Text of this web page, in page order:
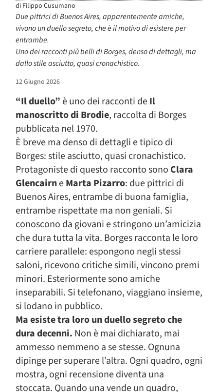
di Filippo Cusumano
Due pittrici di Buenos Aires, apparentemente amiche,
vivono un duello segreto, che è il motivo di esistere per
entrambe.
Uno dei racconti più belli di Borges, denso di dettagli, ma
dallo stile asciutto, quasi cronachistico.
12 Giugno 2026
“Il duello” è uno dei racconti deIl
manoscritto di Brodie, raccolta di Borges
pubblicata nel 1970.
È breve ma denso di dettagli e tipico di
Borges: stile asciutto, quasi cronachistico.
Protagoniste di questo racconto sono Clara
GlencairneMarta Pizarro: due pittrici di
Buenos Aires, entrambe di buona famiglia,
entrambe rispettate ma non geniali. Si
conoscono da giovani e stringono un’amicizia
che dura tutta la vita. Borges racconta le loro
carriere parallele: espongono negli stessi
saloni, ricevono critiche simili, vincono premi
minori. Esteriormente sono amiche
inseparabili. Si telefonano, viaggiano insieme,
si lodano in pubblico.
Ma esiste tra loro un duello segreto che
dura decenni. Non è mai dichiarato, mai
ammesso nemmeno a se stesse. Ognuna
dipinge per superare l’altra. Ogni quadro, ogni
mostra, ogni recensione diventa una
stoccata. Quando una vende un quadro,